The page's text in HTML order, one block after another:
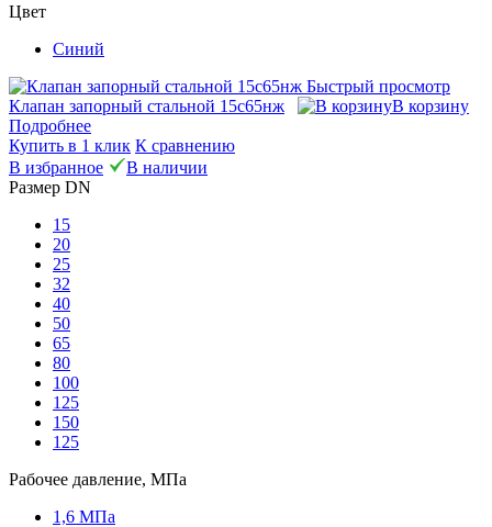
Цвет
Синий
Быстрый просмотр
Клапан запорный стальной 15с65нж
В корзину
Подробнее
Купить в 1 клик К сравнению
В избранное
В наличии
Размер DN
15
20
25
32
40
50
65
80
100
125
150
125
Рабочее давление, МПа
1,6 МПа